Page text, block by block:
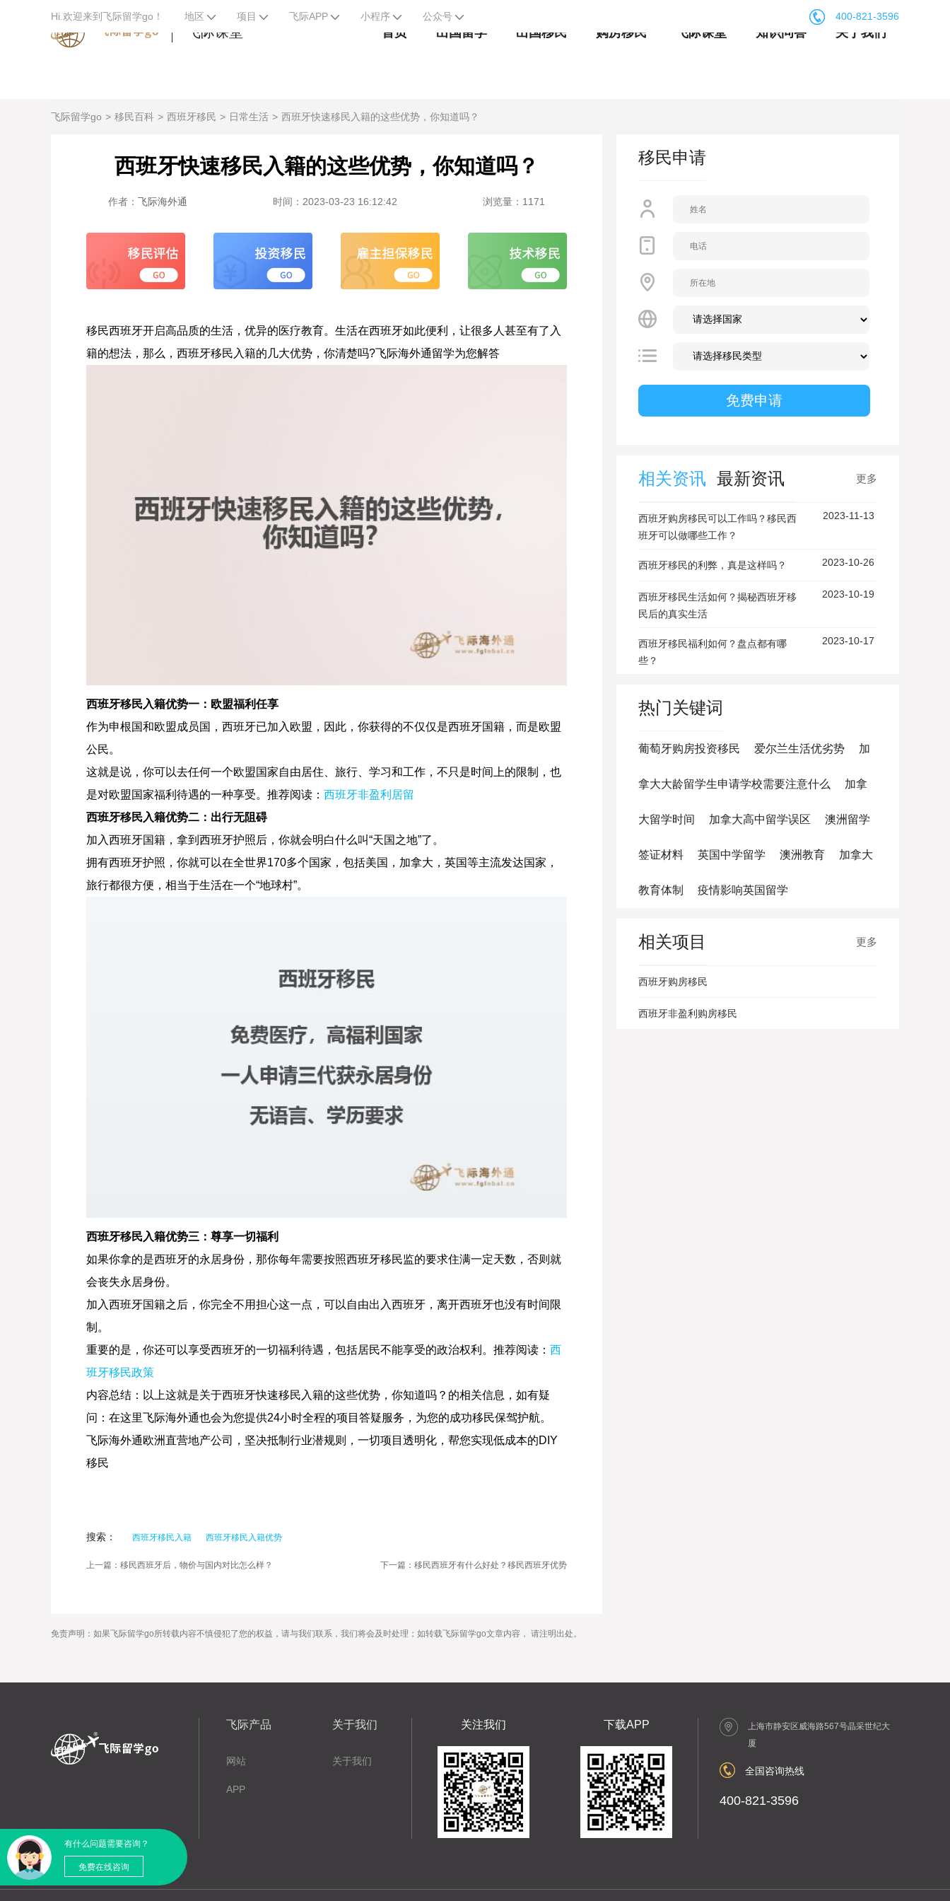
Hi.欢迎来到飞际留学go！ 地区 项目 飞际APP 小程序 公众号 400-821-3596
飞际课堂 首页 出国留学 出国移民 购房移民 飞际课堂 知识问答 关于我们
飞际留学go 移民百科 西班牙移民 日常生活 西班牙快速移民入籍的这些优势，你知道吗？
西班牙快速移民入籍的这些优势，你知道吗？
作者： 飞际海外通 时间：2023-03-23 16:12:42 浏览量：1171
移民西班牙开启高品质的生活，优异的医疗教育。生活在西班牙如此便利，让很多人甚至有了入
籍的想法，那么，西班牙移民入籍的几大优势，你清楚吗?飞际海外通留学为您解答
西班牙移民入籍优势一：欧盟福利任享
作为申根国和欧盟成员国，西班牙已加入欧盟，因此，你获得的不仅仅是西班牙国籍，而是欧盟
公民。
这就是说，你可以去任何一个欧盟国家自由居住、旅行、学习和工作，不只是时间上的限制，也
是对欧盟国家福利待遇的一种享受。推荐阅读： 西班牙非盈利居留
西班牙移民入籍优势二：出行无阻碍
加入西班牙国籍，拿到西班牙护照后，你就会明白什么叫“天国之地”了。
拥有西班牙护照，你就可以在全世界170多个国家，包括美国，加拿大，英国等主流发达国家，
旅行都很方便，相当于生活在一个“地球村”。
西班牙移民入籍优势三：尊享一切福利
如果你拿的是西班牙的永居身份，那你每年需要按照西班牙移民监的要求住满一定天数，否则就
会丧失永居身份。
加入西班牙国籍之后，你完全不用担心这一点，可以自由出入西班牙，离开西班牙也没有时间限
制。
重要的是，你还可以享受西班牙的一切福利待遇，包括居民不能享受的政治权利。推荐阅读： 西
班牙移民政策
内容总结：以上这就是关于西班牙快速移民入籍的这些优势，你知道吗？的相关信息，如有疑
问：在这里飞际海外通也会为您提供24小时全程的项目答疑服务，为您的成功移民保驾护航。
飞际海外通欧洲直营地产公司，坚决抵制行业潜规则，一切项目透明化，帮您实现低成本的DIY
移民
搜索： 西班牙移民入籍 西班牙移民入籍优势
上一篇：移民西班牙后，物价与国内对比怎么样？ 下一篇：移民西班牙有什么好处？移民西班牙优势
免责声明：如果飞际留学go所转载内容不慎侵犯了您的权益，请与我们联系，我们将会及时处理；如转载飞际留学go文章内容， 请注明出处。
移民申请
相关资讯 最新资讯 更多
西班牙购房移民可以工作吗？移民西
班牙可以做哪些工作？
2023-11-13
西班牙移民的利弊，真是这样吗？ 2023-10-26
西班牙移民生活如何？揭秘西班牙移
民后的真实生活
2023-10-19
西班牙移民福利如何？盘点都有哪
些？
2023-10-17
热门关键词
葡萄牙购房投资移民 爱尔兰生活优劣势 加
拿大大龄留学生申请学校需要注意什么 加拿
大留学时间 加拿大高中留学误区 澳洲留学
签证材料 英国中学留学 澳洲教育 加拿大
教育体制 疫情影响英国留学
相关项目 更多
西班牙购房移民
西班牙非盈利购房移民
有什么问题需要咨询？
免费在线咨询
飞际产品
网站
APP
关于我们
关于我们
关注我们 下载APP
上海市静安区威海路567号晶采世纪大
厦
全国咨询热线
400-821-3596